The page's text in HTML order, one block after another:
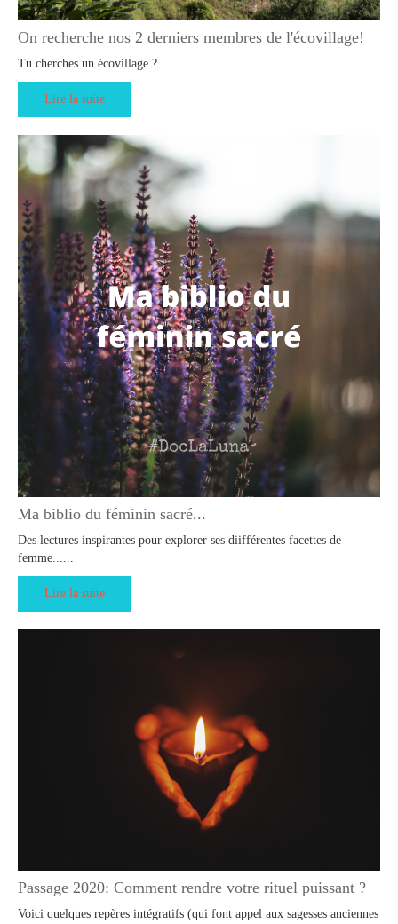
On recherche nos 2 derniers membres de l'écovillage!
Tu cherches un écovillage ?...
Lire la suite
Ma biblio du féminin sacré...
Des lectures inspirantes pour explorer ses diifférentes facettes de
femme......
Lire la suite
Passage 2020: Comment rendre votre rituel puissant ?
Voici quelques repères intégratifs (qui font appel aux sagesses anciennes